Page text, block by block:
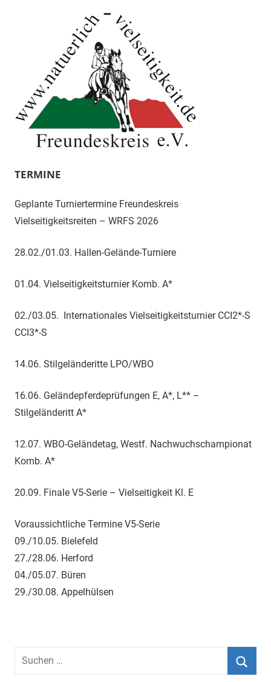
TERMINE
Geplante Turniertermine Freundeskreis
Vielseitigkeitsreiten – WRFS 2026
28.02./01.03. Hallen-Gelände-Turniere
01.04. Vielseitigkeitsturnier Komb. A*
02./03.05. Internationales Vielseitigkeitsturnier CCI2*-S
CCI3*-S
14.06. Stilgeländeritte LPO/WBO
16.06. Geländepferdeprüfungen E, A*, L** –
Stilgeländeritt A*
12.07. WBO-Geländetag, Westf. Nachwuchschampionat
Komb. A*
20.09. Finale V5-Serie – Vielseitigkeit Kl. E
Voraussichtliche Termine V5-Serie
09./10.05. Bielefeld
27./28.06. Herford
04./05.07. Büren
29./30.08. Appelhülsen
Suchen